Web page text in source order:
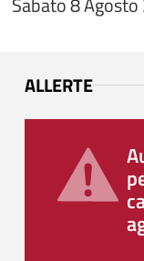
ALLERTE